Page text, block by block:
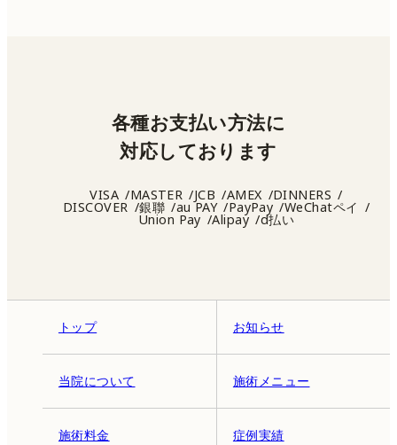
トップ お知らせ
当院について 施術メニュー
施術料金 症例実績
各種お支払い方法に
対応しております
VISA MASTER JCB AMEX DINNERS
DISCOVER 銀聯 au PAY PayPay WeChatペイ
Union Pay Alipay d払い